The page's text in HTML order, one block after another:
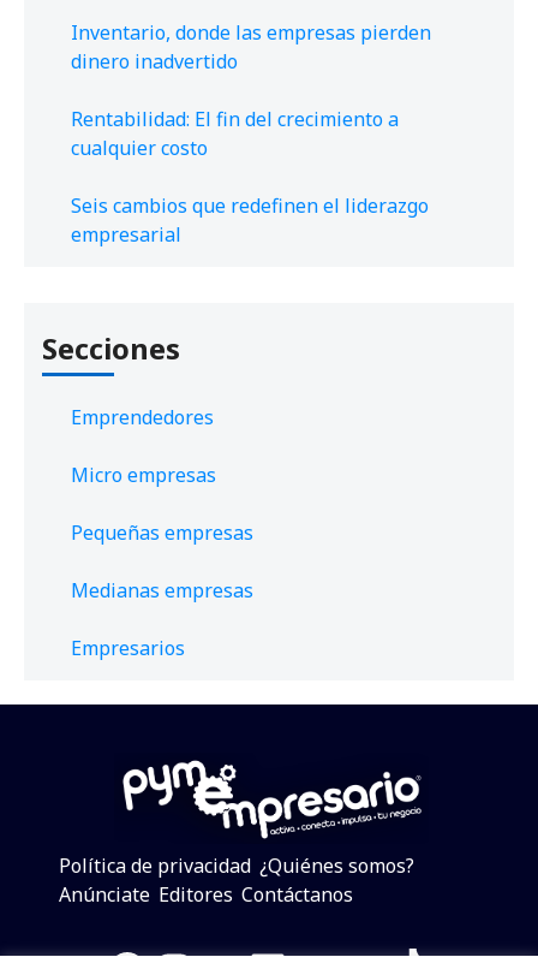
Inventario, donde las empresas pierden
dinero inadvertido
Rentabilidad: El fin del crecimiento a
cualquier costo
Seis cambios que redefinen el liderazgo
empresarial
Secciones
Emprendedores
Micro empresas
Pequeñas empresas
Medianas empresas
Empresarios
Política de privacidad ¿Quiénes somos?
Anúnciate Editores Contáctanos